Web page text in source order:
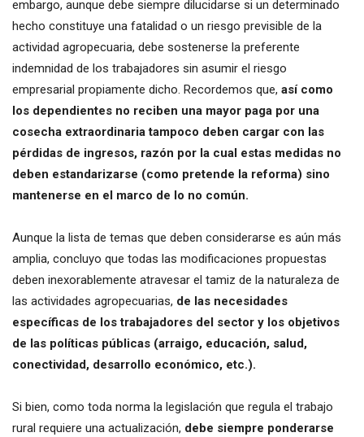
embargo, aunque debe siempre dilucidarse si un determinado
hecho constituye una fatalidad o un riesgo previsible de la
actividad agropecuaria, debe sostenerse la preferente
indemnidad de los trabajadores sin asumir el riesgo
empresarial propiamente dicho. Recordemos que, así como
los dependientes no reciben una mayor paga por una
cosecha extraordinaria tampoco deben cargar con las
pérdidas de ingresos, razón por la cual estas medidas no
deben estandarizarse (como pretende la reforma) sino
mantenerse en el marco de lo no común.
Aunque la lista de temas que deben considerarse es aún más
amplia, concluyo que todas las modificaciones propuestas
deben inexorablemente atravesar el tamiz de la naturaleza de
las actividades agropecuarias, de las necesidades
específicas de los trabajadores del sector y los objetivos
de las políticas públicas (arraigo, educación, salud,
conectividad, desarrollo económico, etc.).
Si bien, como toda norma la legislación que regula el trabajo
rural requiere una actualización, debe siempre ponderarse